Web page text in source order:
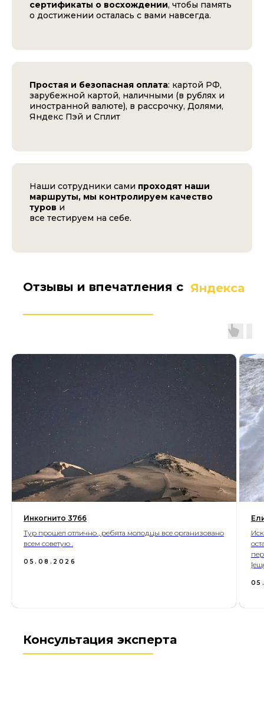
сертификаты о восхождении, чтобы память
о достижении осталась с вами навсегда.
Простая и безопасная оплата: картой РФ,
зарубежной картой, наличными (в рублях и
иностранной валюте), в рассрочку, Долями,
Яндекс Пэй и Сплит
Наши сотрудники сами проходят наши
маршруты, мы контролируем качество
туров и
все тестируем на себе.
Отзывы и впечатления с Яндекса
Инкогнито 3766
Тур прошел отлично , ребята молодцы все организовано
всем советую .
05.08.2026
Консультация эксперта